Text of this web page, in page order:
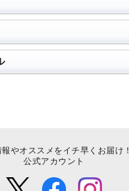
やオススメをイチ早くお届け！
公式アカウント